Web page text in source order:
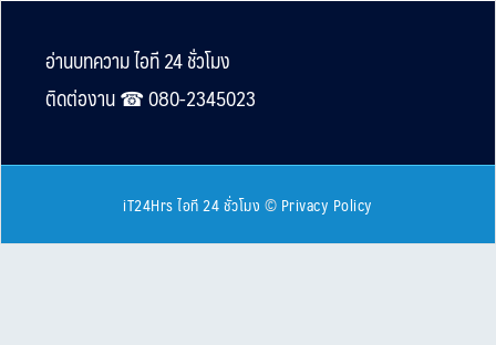
Footer
อ่านบทความ ไอที 24 ชั่วโมง
ติดต่องาน ☎︎ 080-2345023
iT24Hrs ไอที 24 ชั่วโมง © Privacy Policy